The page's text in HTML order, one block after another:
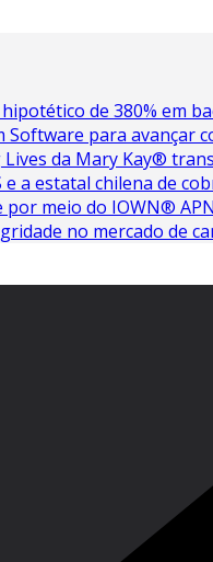
de 380% em
Software para avançar
da Mary Kay®
e a estatal chilena de
por meio do IOWN® APN
no mercado de